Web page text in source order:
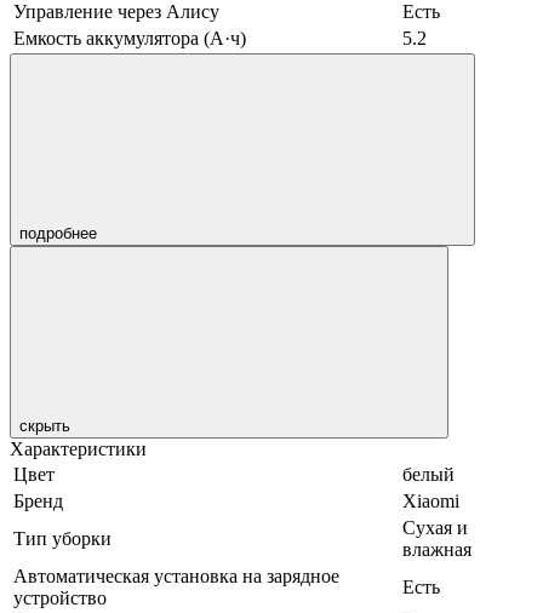
Управление через Алису
Есть
Емкость аккумулятора (А·ч)
5.2
подробнее
скрыть
Характеристики
Цвет
белый
Бренд
Xiaomi
Тип уборки
Сухая и
влажная
Автоматическая установка на зарядное
устройство
Есть